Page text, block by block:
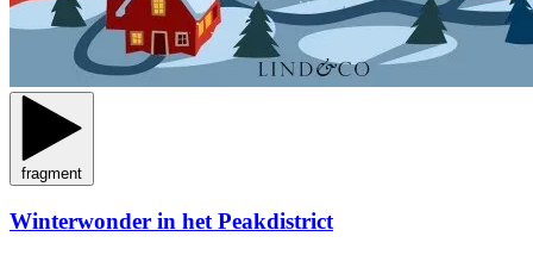
fragment
Winterwonder in het Peakdistrict